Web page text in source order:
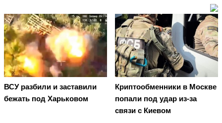
ВСУ разбили и заставили
бежать под Харьковом
Криптообменники в Москве
попали под удар из-за
связи с Киевом